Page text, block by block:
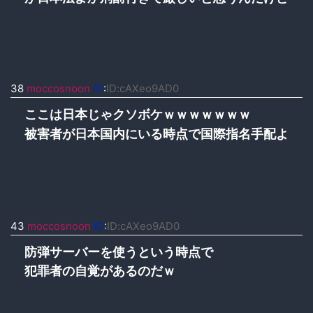
38 moccosnoon ID:ID:cAXeo9AD0
ここは日本じゃクソボケｗｗｗｗｗｗｗ
被害者が日本国内にいる時点で国際指名手配よ
43 moccosnoon ID:ID:cAXeo9AD0
防弾サーバーを使うという時点で
犯罪者の自覚があるのだｗ